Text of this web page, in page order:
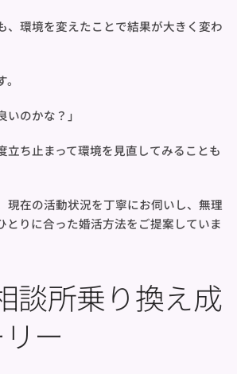
、環境を変えたことで結果が大きく変わ
いのかな？」
立ち止まって環境を見直してみることも
現在の活動状況を丁寧にお伺いし、無理
とりに合った婚活方法をご提案していま
談所乗り換え成
ー